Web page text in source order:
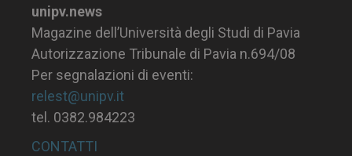
unipv.news
Magazine dell’Università degli Studi di Pavia
Autorizzazione Tribunale di Pavia n.694/08
Per segnalazioni di eventi:
relest@unipv.it
tel. 0382.984223
CONTATTI